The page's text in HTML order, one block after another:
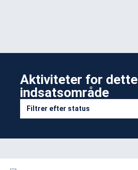
Aktiviteter for dette
indsatsområde​
Filtrer efter status